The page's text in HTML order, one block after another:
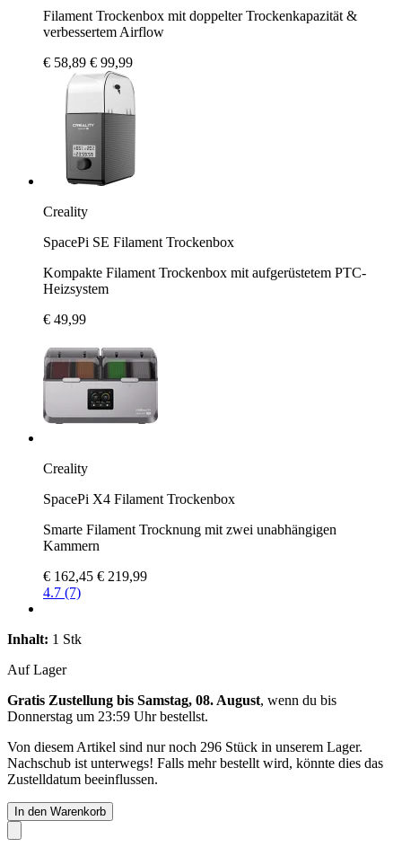
Filament Trockenbox mit doppelter Trockenkapazität &
verbessertem Airflow
€ 58,89 € 99,99
Creality
SpacePi SE Filament Trockenbox
Kompakte Filament Trockenbox mit aufgerüstetem PTC-
Heizsystem
€ 49,99
Creality
SpacePi X4 Filament Trockenbox
Smarte Filament Trocknung mit zwei unabhängigen
Kammern
€ 162,45 € 219,99
4.7 (7)
Inhalt: 1 Stk
Auf Lager
Gratis Zustellung bis Samstag, 08. August, wenn du bis
Donnerstag um 23:59 Uhrbestellst.
Von diesem Artikel sind nur noch 296 Stück in unserem Lager.
Nachschub ist unterwegs! Falls mehr bestellt wird, könnte dies das
Zustelldatum beeinflussen.
In den Warenkorb